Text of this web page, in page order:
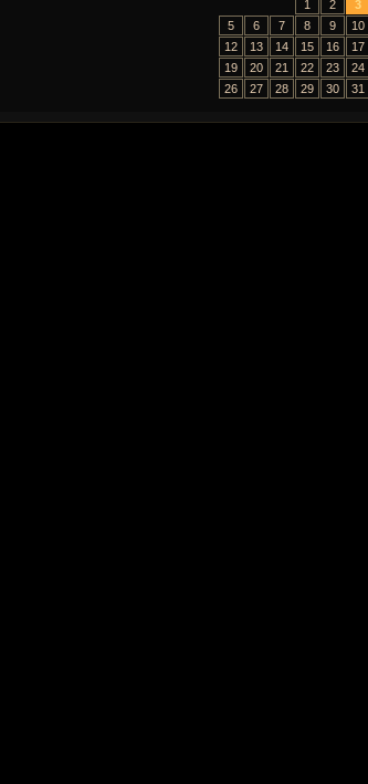
1
2 3
5
6 7 8 9 10
12
13 14 15 16 17
19
20 21 22 23 24
26
27 28 29 30 31